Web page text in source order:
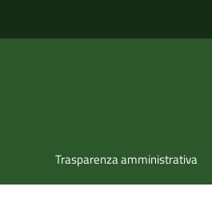
Trasparenza amministrativa